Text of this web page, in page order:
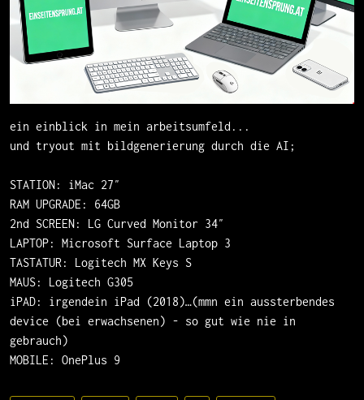
ein einblick in mein arbeitsumfeld...
und tryout mit bildgenerierung durch die AI;
STATION: iMac 27″
RAM UPGRADE: 64GB
2nd SCREEN: LG Curved Monitor 34″
LAPTOP: Microsoft Surface Laptop 3
TASTATUR: Logitech MX Keys S
MAUS: Logitech G305
iPAD: irgendein iPad (2018)…(mmn ein aussterbendes
device (bei erwachsenen) - so gut wie nie in
gebrauch)
MOBILE: OnePlus 9